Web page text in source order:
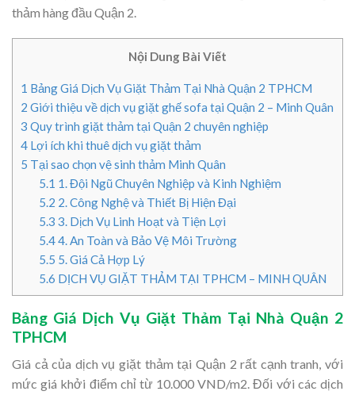
thảm hàng đầu Quận 2.
Nội Dung Bài Viết
1 Bảng Giá Dịch Vụ Giặt Thảm Tại Nhà Quận 2 TPHCM
2 Giới thiệu về dịch vụ giặt ghế sofa tại Quận 2 – Minh Quân
3 Quy trình giặt thảm tại Quận 2 chuyên nghiệp
4 Lợi ích khi thuê dịch vụ giặt thảm
5 Tại sao chọn vệ sinh thảm Minh Quân
5.1 1. Đội Ngũ Chuyên Nghiệp và Kinh Nghiệm
5.2 2. Công Nghệ và Thiết Bị Hiện Đại
5.3 3. Dịch Vụ Linh Hoạt và Tiện Lợi
5.44. An Toàn và Bảo Vệ Môi Trường
5.5 5. Giá Cả Hợp Lý
5.6 DỊCH VỤ GIẶT THẢM TẠI TPHCM – MINH QUÂN
Bảng Giá Dịch Vụ Giặt Thảm Tại Nhà Quận 2
TPHCM
Giá cả của dịch vụ giặt thảm tại Quận 2 rất cạnh tranh, với
mức giá khởi điểm chỉ từ 10.000 VND/m2. Đối với các dịch